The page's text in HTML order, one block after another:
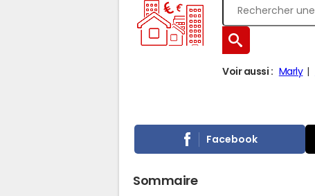
Voir aussi : Marly
Facebook
Sommaire